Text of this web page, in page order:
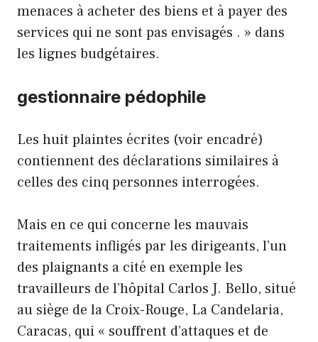
menaces à acheter des biens et à payer des
services qui ne sont pas envisagés . » dans
les lignes budgétaires.
gestionnaire pédophile
Les huit plaintes écrites (voir encadré)
contiennent des déclarations similaires à
celles des cinq personnes interrogées.
Mais en ce qui concerne les mauvais
traitements infligés par les dirigeants, l’un
des plaignants a cité en exemple les
travailleurs de l’hôpital Carlos J. Bello, situé
au siège de la Croix-Rouge, La Candelaria,
Caracas, qui « souffrent d’attaques et de